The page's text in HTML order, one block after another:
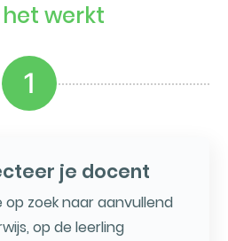
het werkt
1
je docent
op zoek naar aanvullend
op de leerling